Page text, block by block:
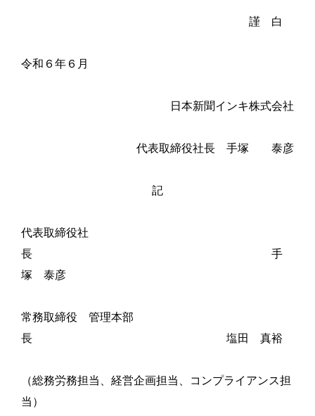
謹 白
令和６年６月
日本新聞インキ株式会社
代表取締役社長 手塚 泰彦
記
代表取締役社
長 手
塚 泰彦
常務取締役 管理本部
長 塩田 真裕
（総務労務担当、経営企画担当、コンプライアンス担
当）